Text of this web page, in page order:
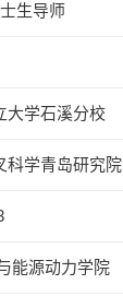
生导师
大学石溪分校
科学青岛研究院
能源动力学院